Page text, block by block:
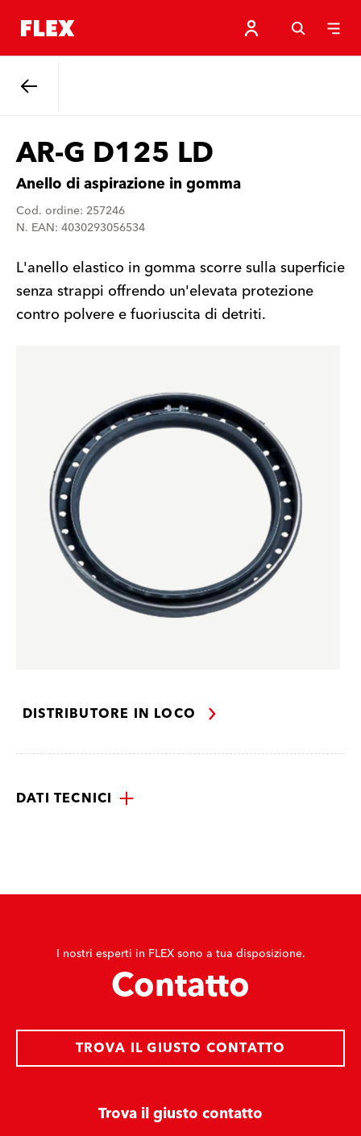
AR-G D125 LD
Anello di aspirazione in gomma
Cod. ordine: 257246
N. EAN: 4030293056534
L'anello elastico in gomma scorre sulla superficie
senza strappi offrendo un'elevata protezione
contro polvere e fuoriuscita di detriti.
DISTRIBUTORE IN LOCO
DATI TECNICI
I nostri esperti in FLEX sono a tua disposizione.
Contatto
Trova il giusto contatto
TROVA IL GIUSTO CONTATTO